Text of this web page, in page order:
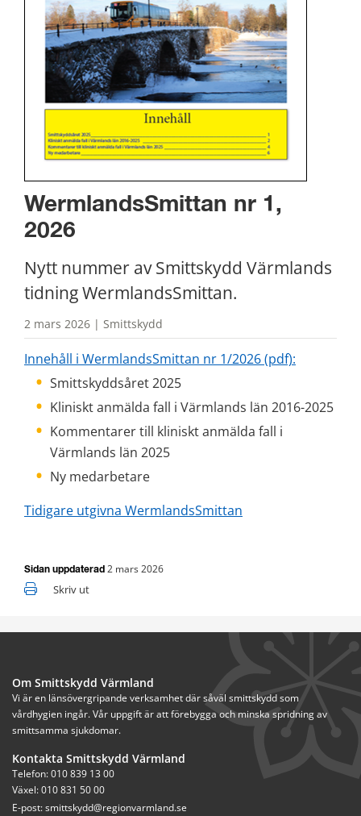
WermlandsSmittan nr 1,
2026
Nytt nummer av Smittskydd Värmlands
tidning WermlandsSmittan.
2 mars 2026 | Smittskydd
Innehåll i WermlandsSmittan nr 1/2026 (pdf):
Smittskyddsåret 2025
Kliniskt anmälda fall i Värmlands län 2016-2025
Kommentarer till kliniskt anmälda fall i
Värmlands län 2025
Ny medarbetare
Tidigare utgivna WermlandsSmittan
Sidan uppdaterad 2 mars 2026
Skriv ut
Om Smittskydd Värmland
Vi är en länsövergripande verksamhet där såväl smittskydd som
vårdhygien ingår. Vår uppgift är att förebygga och minska spridning av
smittsamma sjukdomar.
Kontakta Smittskydd Värmland
Telefon: 010 839 13 00
Växel: 010 831 50 00
E-post: smittskydd@regionvarmland.se